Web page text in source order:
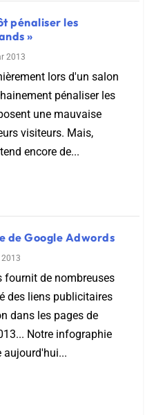
pénaliser les
»
2013
lors d'un salon
pénaliser les
une mauvaise
visiteurs. Mais,
encore de...
de Google Adwords
fournit de nombreuses
des liens publicitaires
dans les pages de
Notre infographie
aujourd'hui...